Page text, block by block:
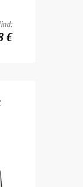
€